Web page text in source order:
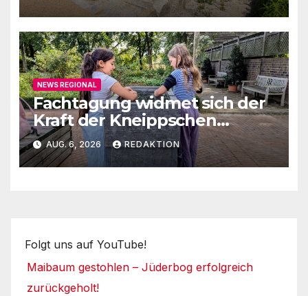
NEWS REGIONAL
Fachtagung widmet sich der
Kraft der Kneippschen
Elemente
AUG. 6, 2026 REDAKTION
Folgt uns auf YouTube!
Maibaum gestohlen – Jüderbog erfolgreich
zurückgeholt!